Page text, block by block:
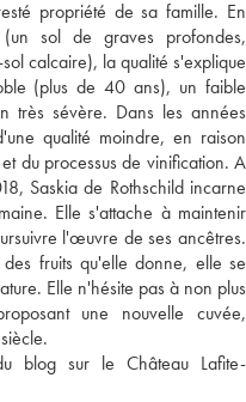
propriété de sa famille. En
sol de graves profondes,
calcaire), la qualité s'explique
(plus de 40 ans), un faible
très sévère. Dans les années
qualité moindre, en raison
du processus de vinification. A
Saskia de Rothschild incarne
Elle s'attache à maintenir
l'œuvre de ses ancêtres.
fruits qu'elle donne, elle se
Elle n'hésite pas à non plus
une nouvelle cuvée,
blog sur le Château Lafite-